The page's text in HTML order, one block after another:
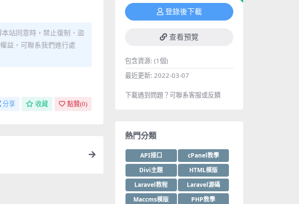
站同意時，禁止復制、盜
益，可聯系我們進行處
分享 收藏 點贊(0)
登錄後下載
查看預覽
包含資源: (1個)
最近更新: 2022-03-07
下載遇到問題？可聯系客服或反饋
熱門分類
API接口
cPanel教學
Divi主題
HTML模版
Laravel教程
Laravel源碼
Maccms模版
PHP教學